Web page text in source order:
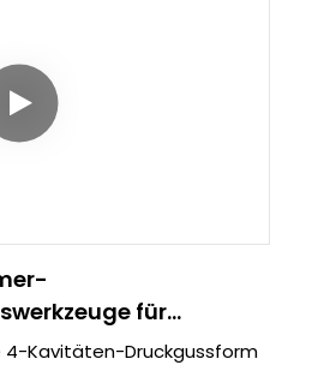
für
4-Kavitäten-Druckgussform